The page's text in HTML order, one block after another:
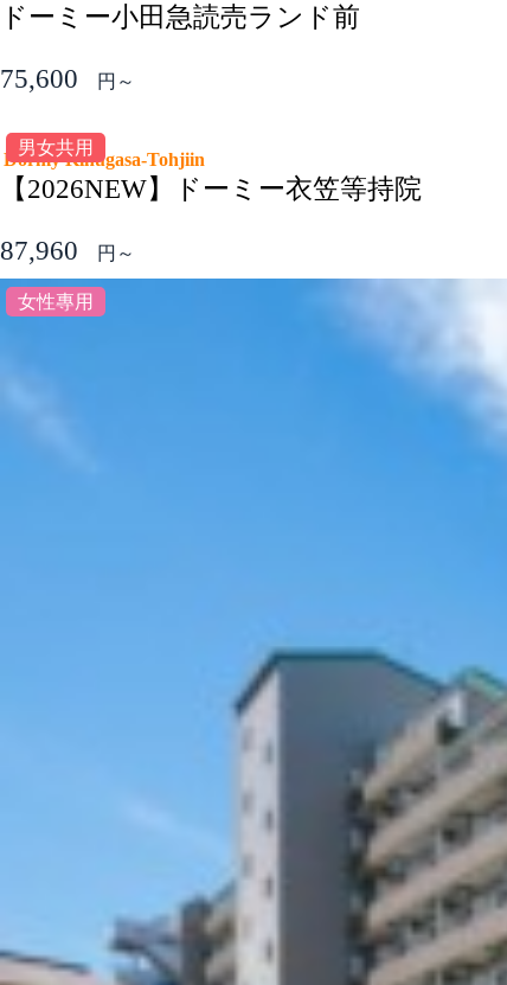
ドーミー小田急読売ランド前
75,600 円～
男女共用
Dormy Kinugasa-Tohjiin
【2026NEW】ドーミー衣笠等持院
87,960 円～
女性專用